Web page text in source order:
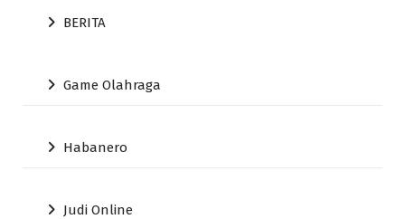
BERITA
Game Olahraga
Habanero
Judi Online